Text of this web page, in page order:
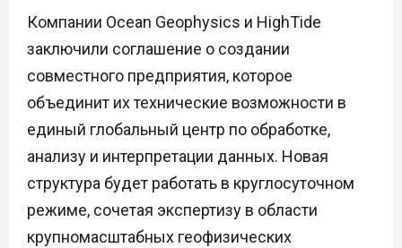
Компании Ocean Geophysics и HighTide
заключили соглашение о создании
совместного предприятия, которое
объединит их технические возможности в
единый глобальный центр по обработке,
анализу и интерпретации данных. Новая
структура будет работать в круглосуточном
режиме, сочетая экспертизу в области
крупномасштабных геофизических